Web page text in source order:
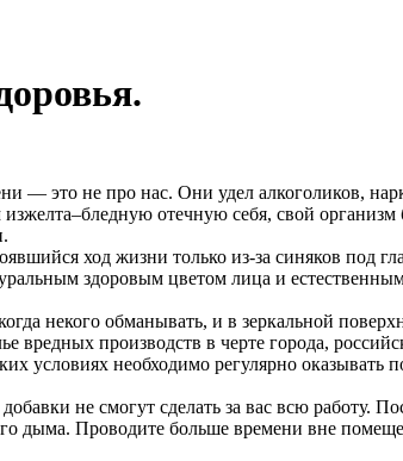
— это не про нас. Они удел алкоголиков,
отечную себя, свой
ход жизни только из-за синяков под
здоровым цветом лица и
некого обманывать, и в зеркальной
вредных производств в черте города,
условиях необходимо регулярно
не смогут сделать за вас всю
дыма. Проводите больше времени вне